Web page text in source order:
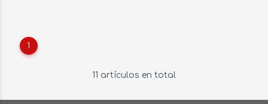
1
11 artículos en total